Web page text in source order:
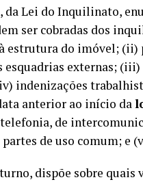
da Lei do Inquilinato,
ser cobradas dos
estrutura do imóvel; (ii)
externas;
indenizações
anterior ao início da
de
de uso comum; e
dispõe sobre